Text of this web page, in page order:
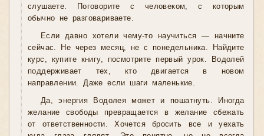
слушаете. Поговорите с человеком, с которым
обычно не разговариваете.
Если давно хотели чему-то научиться — начните
сейчас. Не через месяц, не с понедельника. Найдите
курс, купите книгу, посмотрите первый урок. Водолей
поддерживает тех, кто двигается в новом
направлении. Даже если шаги маленькие.
Да, энергия Водолея может и пошатнуть. Иногда
желание свободы превращается в желание сбежать
от ответственности. Хочется бросить все и уехать